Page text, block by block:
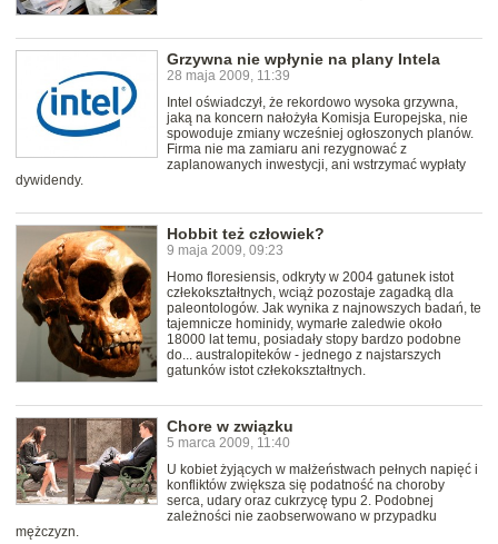
Grzywna nie wpłynie na plany Intela
28 maja 2009, 11:39
Intel oświadczył, że rekordowo wysoka grzywna,
jaką na koncern nałożyła Komisja Europejska, nie
spowoduje zmiany wcześniej ogłoszonych planów.
Firma nie ma zamiaru ani rezygnować z
zaplanowanych inwestycji, ani wstrzymać wypłaty
dywidendy.
Hobbit też człowiek?
9 maja 2009, 09:23
Homo floresiensis, odkryty w 2004 gatunek istot
człekokształtnych, wciąż pozostaje zagadką dla
paleontologów. Jak wynika z najnowszych badań, te
tajemnicze hominidy, wymarłe zaledwie około
18000 lat temu, posiadały stopy bardzo podobne
do... australopiteków - jednego z najstarszych
gatunków istot człekokształtnych.
Chore w związku
5 marca 2009, 11:40
U kobiet żyjących w małżeństwach pełnych napięć i
konfliktów zwiększa się podatność na choroby
serca, udary oraz cukrzycę typu 2. Podobnej
zależności nie zaobserwowano w przypadku
mężczyzn.